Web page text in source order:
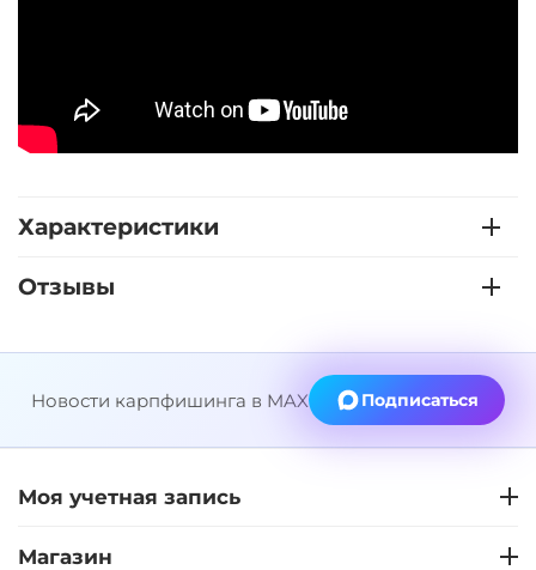
Характеристики
Отзывы
Новости карпфишинга в MAX Подписаться
Моя учетная запись
Магазин